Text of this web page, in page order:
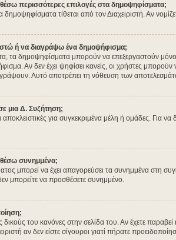
περισσότερες επιλογές στα δημοψηφίσματα;
δημοψηφίσματα τίθεται από τον Διαχειριστή. Αν
ή να διαγράψω ένα δημοψήφισμα;
τα δημοψηφίσματα μπορούν να επεξεργαστούν μόνο
Αν δεν έχει ψηφίσει κανείς, οι χρήστες
Αυτό αποτρέπει τη νόθευση των
μια Δ. Συζήτηση;
αποκλειστικές για συγκεκριμένα μέλη ή ομάδες. Για
συνημμένα;
μπορεί να έχει απαγορεύσει τα συνημμένα στη
μπορείτε να προσθέσετε συνημμένο.
δικούς του κανόνες στην σελίδα του. Αν έχετε
αν δεν είστε σίγουροι γιατί πήρατε